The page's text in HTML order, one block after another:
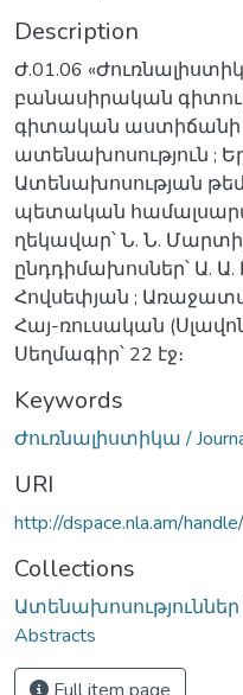
Description
Ժ.01.06
բանասիրական
գիտական աստիճանի
ատենախոսություն ;
Ատենախոսության
պետական
ղեկավար՝ Ն. Ն.
ընդդիմախոսներ՝ Ա.
Հովսեփյան ;
Հայ-ռուսական
Սեղմագիր՝ 22 էջ։
Keywords
Ժուռնալիստիկա /
URI
http://dspace.nla.am/
Collections
Ատենախոսություններ
Abstracts